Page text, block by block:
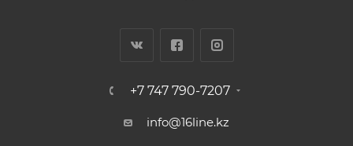
+7 747 790-7207
info@16line.kz